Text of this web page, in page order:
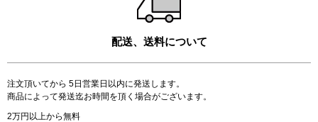
配送、送料について
注文頂いてから 5日営業日以内に発送します。
商品によって発送迄お時間を頂く場合がございます。
2万円以上から無料